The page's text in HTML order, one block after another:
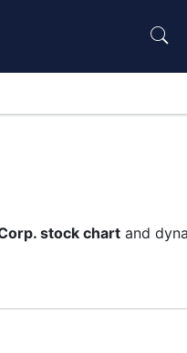
stock chart and
and the historical